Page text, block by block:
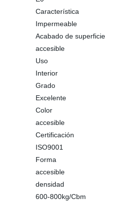
Característica
Impermeable
Acabado de superficie
accesible
Uso
Interior
Grado
Excelente
Color
accesible
Certificación
ISO9001
Forma
accesible
densidad
600-800kg/Cbm